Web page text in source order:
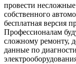
провести
собственного
бесплатная версия
Профессионалам
сложному ремонту,
данные по